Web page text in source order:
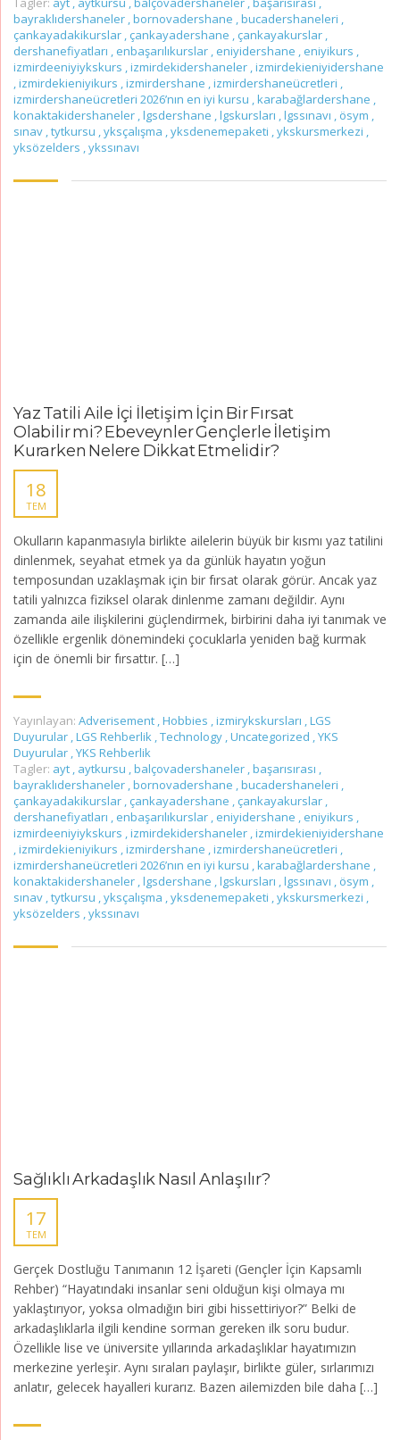
bayraklıdershaneler ,bornovadershane ,bucadershaneleri ,
çankayadakikurslar , çankayadershane , çankayakurslar ,
dershanefiyatları , enbaşarılıkurslar , eniyidershane , eniyikurs ,
izmirdeeniyiykskurs ,izmirdekidershaneler ,izmirdekieniyidershane
,izmirdekieniyikurs ,izmirdershane ,izmirdershaneücretleri ,
izmirdershaneücretleri 2026’nın en iyi kursu ,karabağlardershane ,
konaktakidershaneler ,lgsdershane ,lgskursları ,lgssınavı , ösym ,
sınav ,tytkursu ,yksçalışma ,yksdenemepaketi ,ykskursmerkezi ,
yksözelders ,ykssınavı
Yaz Tatili Aile İçi İletişim İçin Bir Fırsat
Olabilir mi? Ebeveynler Gençlerle İletişim
Kurarken Nelere Dikkat Etmelidir?
18
TEM
Okulların kapanmasıyla birlikte ailelerin büyük bir kısmı yaz tatilini
dinlenmek, seyahat etmek ya da günlük hayatın yoğun
temposundan uzaklaşmak için bir fırsat olarak görür. Ancak yaz
tatili yalnızca fiziksel olarak dinlenme zamanı değildir. Aynı
zamanda aile ilişkilerini güçlendirmek, birbirini daha iyi tanımak ve
özellikle ergenlik dönemindeki çocuklarla yeniden bağ kurmak
için de önemli bir fırsattır. […]
Yayınlayan: Adverisement ,Hobbies ,izmirykskursları ,LGS
Duyurular ,LGS Rehberlik ,Technology ,Uncategorized ,YKS
Duyurular ,YKS Rehberlik
Tagler: ayt , aytkursu ,balçovadershaneler ,başarısırası ,
bayraklıdershaneler ,bornovadershane ,bucadershaneleri ,
çankayadakikurslar , çankayadershane , çankayakurslar ,
dershanefiyatları , enbaşarılıkurslar , eniyidershane , eniyikurs ,
izmirdeeniyiykskurs ,izmirdekidershaneler ,izmirdekieniyidershane
,izmirdekieniyikurs ,izmirdershane ,izmirdershaneücretleri ,
izmirdershaneücretleri 2026’nın en iyi kursu ,karabağlardershane ,
konaktakidershaneler ,lgsdershane ,lgskursları ,lgssınavı , ösym ,
sınav ,tytkursu ,yksçalışma ,yksdenemepaketi ,ykskursmerkezi ,
yksözelders ,ykssınavı
Sağlıklı Arkadaşlık Nasıl Anlaşılır?
17
TEM
Gerçek Dostluğu Tanımanın 12 İşareti (Gençler İçin Kapsamlı
Rehber) “Hayatındaki insanlar seni olduğun kişi olmaya mı
yaklaştırıyor, yoksa olmadığın biri gibi hissettiriyor?” Belki de
arkadaşlıklarla ilgili kendine sorman gereken ilk soru budur.
Özellikle lise ve üniversite yıllarında arkadaşlıklar hayatımızın
merkezine yerleşir. Aynı sıraları paylaşır, birlikte güler, sırlarımızı
anlatır, gelecek hayalleri kurarız. Bazen ailemizden bile daha […]